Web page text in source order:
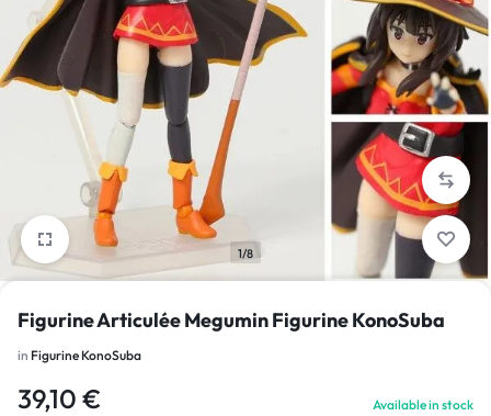
1/8
Figurine Articulée Megumin Figurine KonoSuba
in Figurine KonoSuba
39,10 € Available in stock